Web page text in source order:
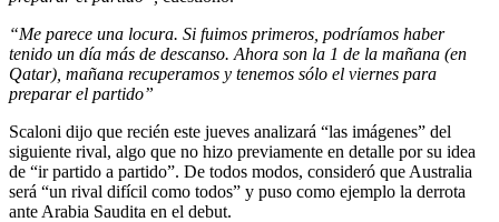
“Me parece una locura. Si fuimos primeros, podríamos haber
tenido un día más de descanso. Ahora son la 1 de la mañana (en
Qatar), mañana recuperamos y tenemos sólo el viernes para
preparar el partido”
Scaloni dijo que recién este jueves analizará “las imágenes” del
siguiente rival, algo que no hizo previamente en detalle por su idea
de “ir partido a partido”. De todos modos, consideró que Australia
será “un rival difícil como todos” y puso como ejemplo la derrota
ante Arabia Saudita en el debut.